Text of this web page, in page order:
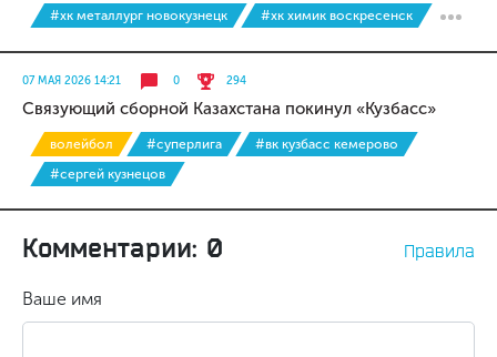
#хк металлург новокузнецк
#хк химик воскресенск
07 МАЯ 2026 14:21 0 294
Связующий сборной Казахстана покинул «Кузбасс»
волейбол #суперлига
#вк кузбасс кемерово
#сергей кузнецов
Комментарии: 0 Правила
Ваше имя